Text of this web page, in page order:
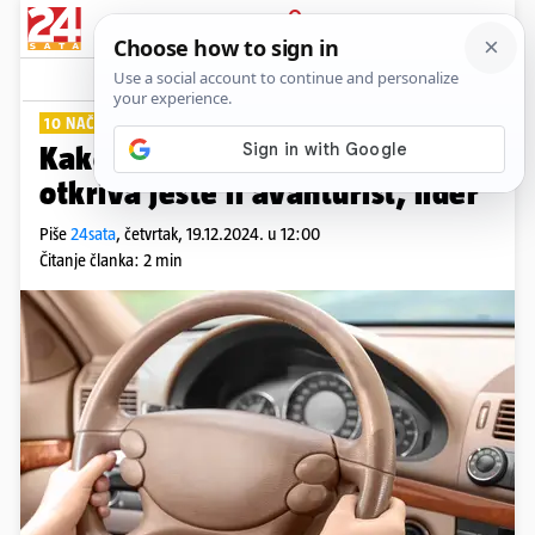
PRIJAVA
Lifestyle Komentari
10 NAČINA
Kako držite volan u vožnji? To
otkriva jeste li avanturist, lider
Piše24sata, četvrtak, 19.12.2024. u 12:00
Čitanje članka: 2 min